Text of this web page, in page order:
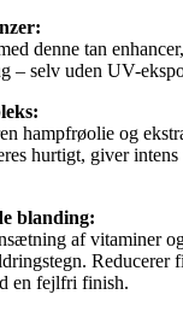
denne tan
– selv uden UV-
hampfrøolie og
hurtigt, giver
blanding:
af vitaminer
Reducerer
en fejlfri finish.